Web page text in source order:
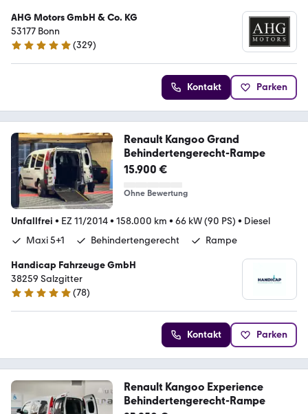
AHG Motors GmbH & Co. KG
53177 Bonn
4.8 Sterne
(329)
Kontakt Parken
Renault Kangoo Grand
Behindertengerecht-Rampe
15.900 €
Ohne Bewertung
Unfallfrei • EZ 11/2014• 158.000 km • 66 kW (90 PS) • Diesel
Maxi 5+1
Behindertengerecht Rampe
Handicap Fahrzeuge GmbH
38259 Salzgitter
5 Sterne
(78)
Kontakt Parken
Renault Kangoo Experience
Behindertengerecht-Rampe